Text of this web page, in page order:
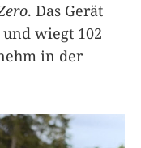
. Das Gerät
und wiegt 102
in der